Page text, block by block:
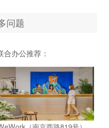
问题
办公推荐：